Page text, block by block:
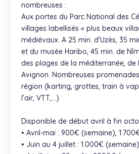
nombreuses :
Aux portes du Parc National des
villages labellisés « plus beaux
médiévaux. A 25 min. d’Uzès, 35
et du musée Haribo, 45 min. de
des plages de la méditerranée, de
Avignon. Nombreuses
région (karting, grottes, train à
l’air, VTT,…)
Disponible de début avril à fin
• Avril-mai : 900€ (semaine),
• Juin au 4 juillet : 1.000€